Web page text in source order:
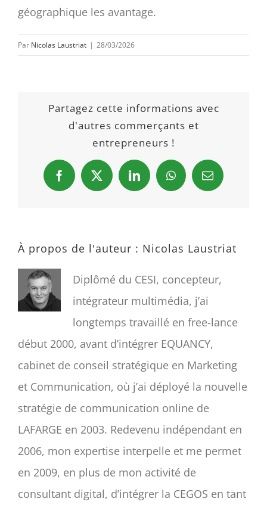
géographique les avantage.
Par Nicolas Laustriat | 28/03/2026
Partagez cette informations avec
d'autres commerçants et
entrepreneurs !
Facebook
X LinkedInWhatsAppEmail
À propos de l'auteur : Nicolas Laustriat
Diplômé du CESI, concepteur,
intégrateur multimédia, j’ai
longtemps travaillé en free-lance
début 2000, avant d’intégrer EQUANCY,
cabinet de conseil stratégique en Marketing
et Communication, où j’ai déployé la nouvelle
stratégie de communication online de
LAFARGE en 2003. Redevenu indépendant en
2006, mon expertise interpelle et me permet
en 2009, en plus de mon activité de
consultant digital, d’intégrer la CEGOS en tant